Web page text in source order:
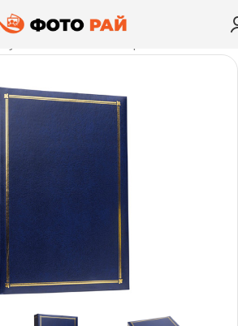
Focus Classic Super Line за 300